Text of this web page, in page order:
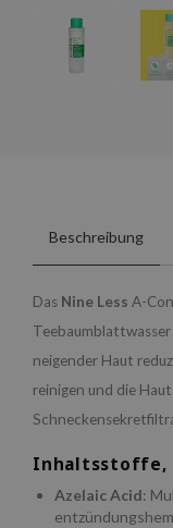
Beschreibung
Das Nine Less A-
neigender Haut
reinigen und die
Inhaltsstoffe,
Azelaic Acid: